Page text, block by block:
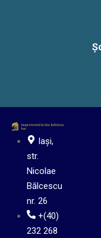
Iași,
str.
Nicolae
Bălcescu
nr. 26
+(40)
232 268